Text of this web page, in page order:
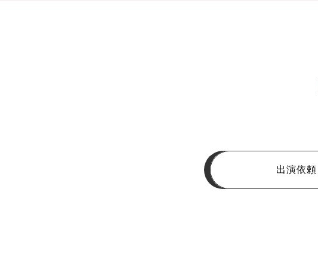
出演依頼